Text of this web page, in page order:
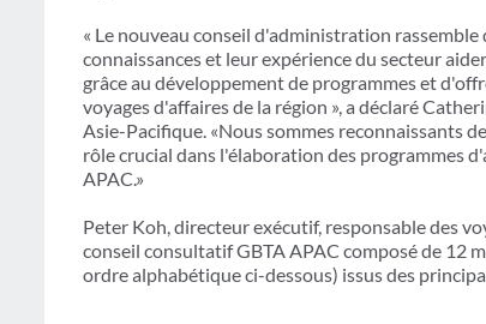
« Le nouveau conseil d'administration
connaissances et leur expérience du secteur
grâce au développement de programmes et
voyages d'affaires de la région », a déclaré
Asie-Pacifique. «Nous sommes reconnaissants
rôle crucial dans l'élaboration des programmes
APAC.»
Peter Koh, directeur exécutif, responsable des
conseil consultatif GBTA APAC composé de 12
ordre alphabétique ci-dessous) issus des